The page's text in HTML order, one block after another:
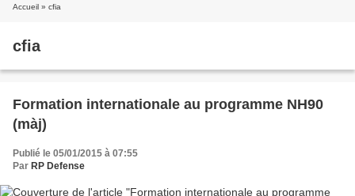
Accueil » cfia
cfia
Formation internationale au programme NH90
(màj)
Publié le 05/01/2015 à 07:55
Par RP Defense